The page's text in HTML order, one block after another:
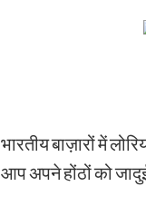
भारतीय बाज़ारों में
आप अपने होंठों को